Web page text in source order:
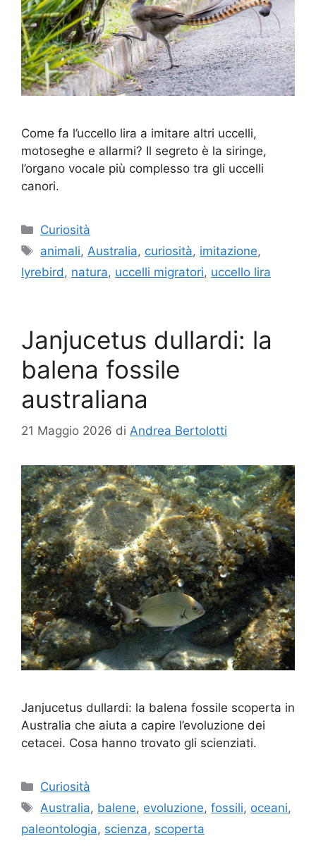
Come fa l’uccello lira a imitare altri uccelli,
motoseghe e allarmi? Il segreto è la siringe,
l’organo vocale più complesso tra gli uccelli
canori.
Categorie
Curiosità
Tag
animali,Australia, curiosità, imitazione,
lyrebird, natura, uccelli migratori, uccello lira
Janjucetus dullardi: la
balena fossile
australiana
21 Maggio 2026 di Andrea Bertolotti
Janjucetus dullardi: la balena fossile scoperta in
Australia che aiuta a capire l’evoluzione dei
cetacei. Cosa hanno trovato gli scienziati.
Categorie
Curiosità
Tag
Australia, balene, evoluzione,fossili, oceani,
paleontologia, scienza, scoperta